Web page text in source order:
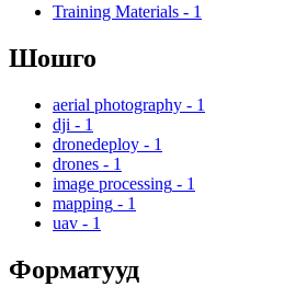
Training Materials - 1
Шошго
aerial photography - 1
dji - 1
dronedeploy - 1
drones - 1
image processing - 1
mapping - 1
uav - 1
Форматууд